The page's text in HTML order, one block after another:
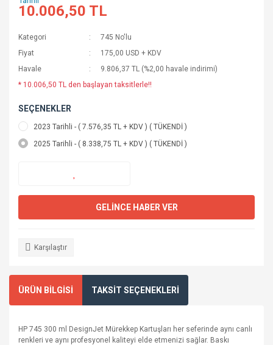
10.006,50 TL
Kategori
745 No'lu
Fiyat
175,00 USD + KDV
Havale
9.806,37 TL (%2,00 havale indirimi)
* 10.006,50 TL den başlayan taksitlerle!!
SEÇENEKLER
2023 Tarihli - ( 7.576,35 TL + KDV ) ( TÜKENDİ )
2025 Tarihli - ( 8.338,75 TL + KDV ) ( TÜKENDİ )
GELİNCE HABER VER
Karşılaştır
ÜRÜN BİLGİSİ TAKSİT SEÇENEKLERİ
HP 745 300 ml DesignJet Mürekkep Kartuşları her seferinde aynı canlı
renkleri ve aynı profesyonel kaliteyi elde etmenizi sağlar. Baskı